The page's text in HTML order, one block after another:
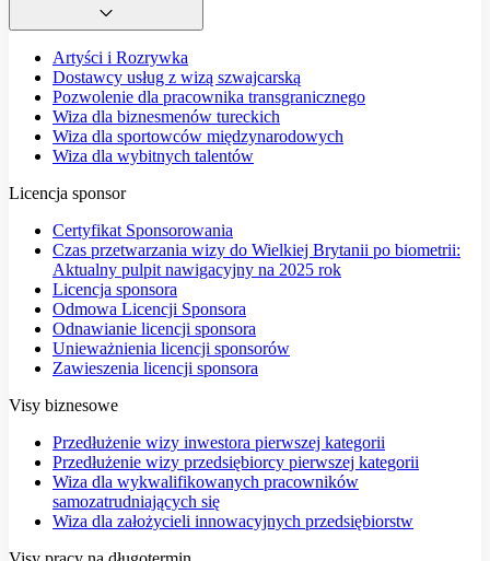
Artyści i Rozrywka
Dostawcy usług z wizą szwajcarską
Pozwolenie dla pracownika transgranicznego
Wiza dla biznesmenów tureckich
Wiza dla sportowców międzynarodowych
Wiza dla wybitnych talentów
Licencja sponsor
Certyfikat Sponsorowania
Czas przetwarzania wizy do Wielkiej Brytanii po biometrii:
Aktualny pulpit nawigacyjny na 2025 rok
Licencja sponsora
Odmowa Licencji Sponsora
Odnawianie licencji sponsora
Unieważnienia licencji sponsorów
Zawieszenia licencji sponsora
Visy biznesowe
Przedłużenie wizy inwestora pierwszej kategorii
Przedłużenie wizy przedsiębiorcy pierwszej kategorii
Wiza dla wykwalifikowanych pracowników
samozatrudniających się
Wiza dla założycieli innowacyjnych przedsiębiorstw